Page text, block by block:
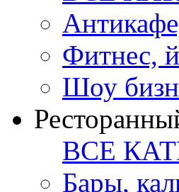
Фитнес,
Шоу
ВСЕ
Бары,